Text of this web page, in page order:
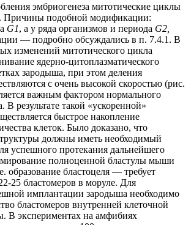
эмбриогенеза митотические циклы
Причины подобной модификации:
G1, а у ряда организмов и периода G2,
— подробно обсуждались в п. 7.4.1. В
изменений митотического цикла
ядерно-цитоплазматического
зародыша, при этом деления
с очень высокой скоростью (рис.
важным фактором нормального
В результате такой «ускоренной»
быстрое накопление
клеток. Было доказано, что
должны иметь необходимый
успешного протекания дальнейшего
полноценной бластулы мыши
образование бластоцеля — требует
25 бластомеров в моруле. Для
имплантации зародыша необходимо
бластомеров внутренней клеточной
В экспериментах на амфибиях